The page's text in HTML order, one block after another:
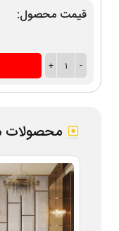
قیمت محصول:
-
1
+
محصولات